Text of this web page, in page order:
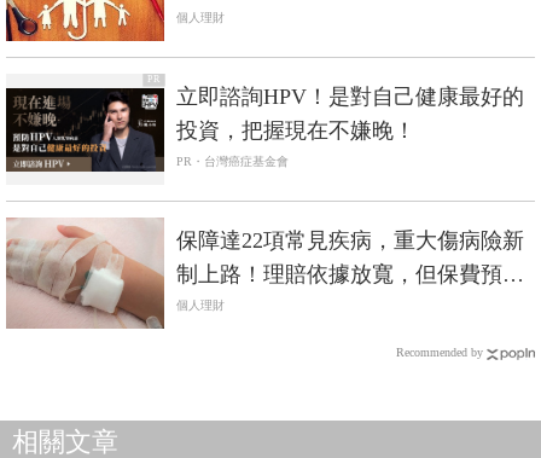
個人理財
PR
立即諮詢HPV！是對自己健康最好的
投資，把握現在不嫌晚！
PR・台灣癌症基金會
保障達22項常見疾病，重大傷病險新
制上路！理賠依據放寬，但保費預估
漲價5%
個人理財
Recommended by
相關文章